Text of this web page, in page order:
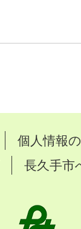
個人情報
長久手市